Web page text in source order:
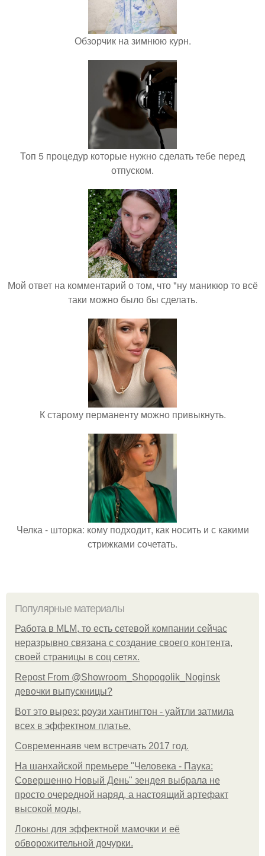
Обзорчик на зимнюю курн.
Топ 5 процедур которые нужно сделать тебе перед
отпуском.
Мой ответ на комментарий о том, что "ну маникюр то всё
таки можно было бы сделать.
К старому перманенту можно привыкнуть.
Челка - шторка: кому подходит, как носить и с какими
стрижками сочетать.
Популярные материалы
Работа в MLM, то есть сетевой компании сейчас
неразрывно связана с создание своего контента,
своей страницы в соц сетях.
Repost From @Showroom_Shopogolik_Noginsk
девочки выпускницы?
Вот это вырез: роузи хантингтон - уайтли затмила
всех в эффектном платьe.
Современнаяв чем встречать 2017 год.
На шанхайской премьере "Человека - Паука:
Совершенно Новый День" зендея выбрала не
просто очередной наряд, а настоящий артефакт
высокой моды.
Локоны для эффектной мамочки и её
обворожительной дочурки.